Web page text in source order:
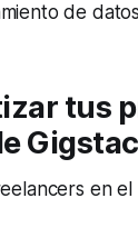
de
tus
en el